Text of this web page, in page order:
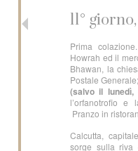
11°
Prima
Howrah ed il
Bhawan, la
Postale
(salvo il lunedì,
l’orfanotrofio e
Pranzo in
Calcutta,
sorge sulla riva